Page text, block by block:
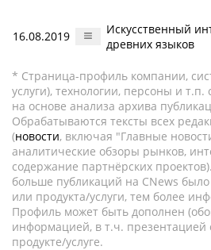
16.08.2019
Искусственный
древних языков
* Страница-профиль компании,
услуги), технологии, персоны и т.п.
на основе анализа архива
Обрабатываются тексты всех
(новости, включая "Главные
аналитические обзоры рынков,
содержание партнёрских
больше публикаций на CNews
или продукта/услуги, тем более
Профиль может быть дополнен
информацией, в т.ч. презентацией
продукте/услуге.